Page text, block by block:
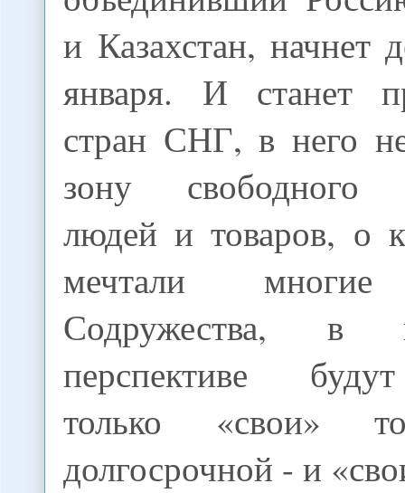
и Казахстан, начнет
января. И станет
стран СНГ, в него
зону свободного
людей и товаров, о
мечтали многие
Содружества, в
перспективе
только «свои»
долгосрочной - и